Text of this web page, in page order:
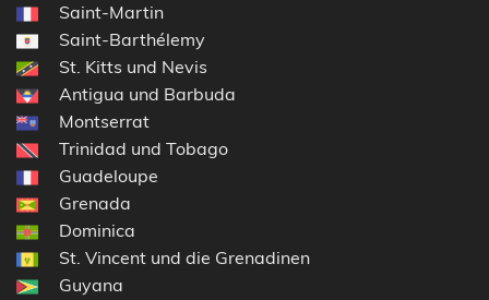
Saint-Martin
Saint-Barthélemy
St. Kitts und Nevis
Antigua und Barbuda
Montserrat
Trinidad und Tobago
Guadeloupe
Grenada
Dominica
St. Vincent und die Grenadinen
Guyana